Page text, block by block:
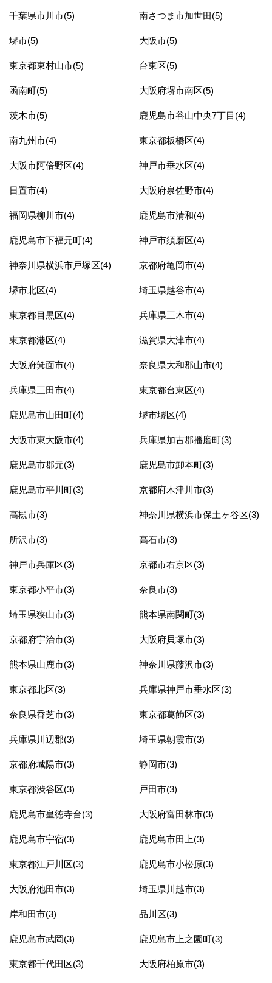
千葉県市川市(5) 南さつま市加世田(5)
堺市(5) 大阪市(5)
東京都東村山市(5) 台東区(5)
函南町(5) 大阪府堺市南区(5)
茨木市(5) 鹿児島市谷山中央7丁目(4)
南九州市(4) 東京都板橋区(4)
大阪市阿倍野区(4) 神戸市垂水区(4)
日置市(4) 大阪府泉佐野市(4)
福岡県柳川市(4) 鹿児島市清和(4)
鹿児島市下福元町(4) 神戸市須磨区(4)
神奈川県横浜市戸塚区(4) 京都府亀岡市(4)
堺市北区(4) 埼玉県越谷市(4)
東京都目黒区(4) 兵庫県三木市(4)
東京都港区(4) 滋賀県大津市(4)
大阪府箕面市(4) 奈良県大和郡山市(4)
兵庫県三田市(4) 東京都台東区(4)
鹿児島市山田町(4) 堺市堺区(4)
大阪市東大阪市(4) 兵庫県加古郡播磨町(3)
鹿児島市郡元(3) 鹿児島市卸本町(3)
鹿児島市平川町(3) 京都府木津川市(3)
高槻市(3) 神奈川県横浜市保土ヶ谷区(3)
所沢市(3) 高石市(3)
神戸市兵庫区(3) 京都市右京区(3)
東京都小平市(3) 奈良市(3)
埼玉県狭山市(3) 熊本県南関町(3)
京都府宇治市(3) 大阪府貝塚市(3)
熊本県山鹿市(3) 神奈川県藤沢市(3)
東京都北区(3) 兵庫県神戸市垂水区(3)
奈良県香芝市(3) 東京都葛飾区(3)
兵庫県川辺郡(3) 埼玉県朝霞市(3)
京都府城陽市(3) 静岡市(3)
東京都渋谷区(3) 戸田市(3)
鹿児島市皇徳寺台(3) 大阪府富田林市(3)
鹿児島市宇宿(3) 鹿児島市田上(3)
東京都江戸川区(3) 鹿児島市小松原(3)
大阪府池田市(3) 埼玉県川越市(3)
岸和田市(3) 品川区(3)
鹿児島市武岡(3) 鹿児島市上之園町(3)
東京都千代田区(3) 大阪府柏原市(3)